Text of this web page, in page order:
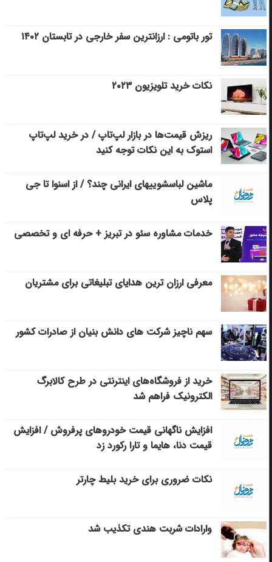
تور باتومی : ارزانترین سفر خارجی در تابستان ۱۴۰۲
نکات خرید تلویزیون ۲۰۲۳
ریزش قیمت‌ها در بازار لپ‌تاپ / در خرید لپ‌تاپ
استوک به این نکات توجه کنید
ماشین لباسشویی‎های ایرانی چند؟ / از اسنوا تا جی
پلاس
خدمات مشاوره سئو در تبریز + حرفه ای و تخصصی
معرفی ارزان ترین هدایای تبلیغاتی برای مشتریان
سهم ناچیز شرکت های دانش بنیان از صادرات کشور
خرید از فروشگاه‌های اینترنتی در طرح کالابرگ
الکترونیک فراهم شد
افزایش ناگهانی قیمت خودروهای پرفروش / افزایش
قیمت دنا، هایما و تارا رکورد زد
نکات ضروری برای خرید بلیط چارتر
وارادات شربت هندی تکذیب شد